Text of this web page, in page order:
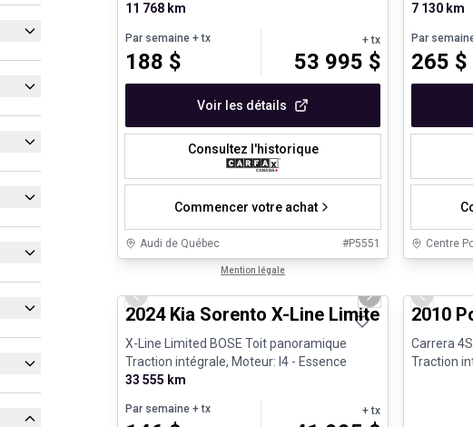
11 768 km
Par semaine + tx
188 $
+ tx
53 995 $
Voir les détails
Consultez l'historique
Commencer votre achat
Audi de Québec #P5551
Mention légale
7 130 km
Par
265 $
Centre
Très bonne offre
Previous slide Next slide
2024 Kia Sorento X-Line Limited BOSE
X-Line Limited BOSE Toit panoramique
Traction intégrale, Moteur: I4 - Essence
33 555 km
Par semaine + tx + tx
Très
2010
Carrera
Traction